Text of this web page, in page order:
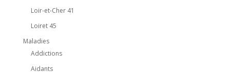
Loir-et-Cher 41
Loiret 45
Maladies
Addictions
Aidants